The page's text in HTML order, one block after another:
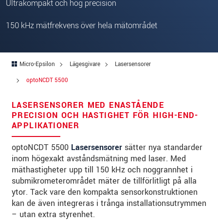
Ultrakompakt och hög precision
150 kHz mätfrekvens över hela mätområdet
Micro-Epsilon Lägesgivare
Lasersensorer
optoNCDT 5500
LASERSENSORER MED ENASTÅENDE
PRECISION OCH HASTIGHET FÖR HIGH-END-
APPLIKATIONER
optoNCDT 5500 Lasersensorer sätter nya standarder
inom högexakt avståndsmätning med laser. Med
mäthastigheter upp till 150 kHz och noggrannhet i
submikrometerområdet mäter de tillförlitligt på alla
ytor. Tack vare den kompakta sensorkonstruktionen
kan de även integreras i trånga installationsutrymmen
– utan extra styrenhet.
Gata*
Postnummer*
Land*
E-post*
Meddelande*
* Obligatoriska fält
Vi behandlar dina uppgifter konfidentiellt. Läs vår
integritetspolicy.